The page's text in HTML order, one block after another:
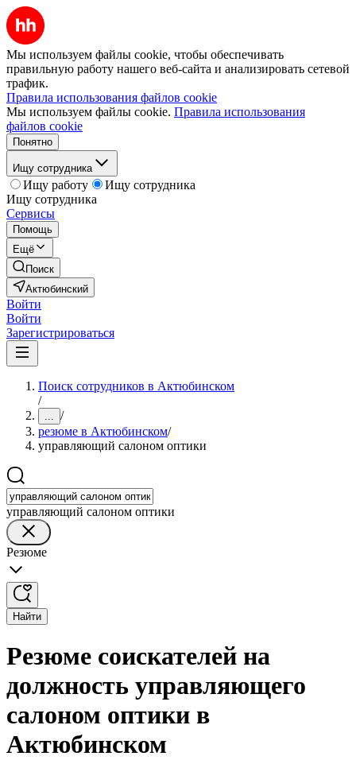
Мы используем файлы cookie, чтобы обеспечивать
правильную работу нашего веб-сайта и анализировать сетевой
трафик.
Правила использования файлов cookie
Мы используем файлы cookie. Правила использования
файлов cookie
Понятно
Ищу сотрудника
Ищу работу
Ищу сотрудника
Ищу сотрудника
Сервисы
Помощь
Ещё
Поиск
Актюбинский
Войти
Войти
Зарегистрироваться
Поиск сотрудников в Актюбинском
/
... /
резюме в Актюбинском/
управляющий салоном оптики
управляющий салоном оптики
Резюме
Найти
Резюме соискателей на
должность управляющего
салоном оптики в
Актюбинском